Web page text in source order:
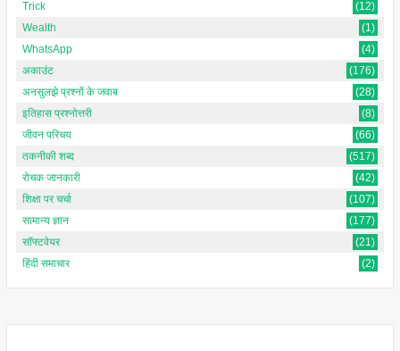
Trick
(12)
Wealth
(1)
WhatsApp
(4)
अकाउंट
(176)
अनसुलझे प्रश्नों के जवाब
(28)
इतिहास प्रश्नोत्तरी
(8)
जीवन परिचय
(66)
तकनीकी शब्द
(517)
रोचक जानकारी
(42)
शिक्षा पर चर्चा
(107)
सामान्य ज्ञान
(177)
सॉफ्टवेयर
(21)
हिंदी समाचार
(2)